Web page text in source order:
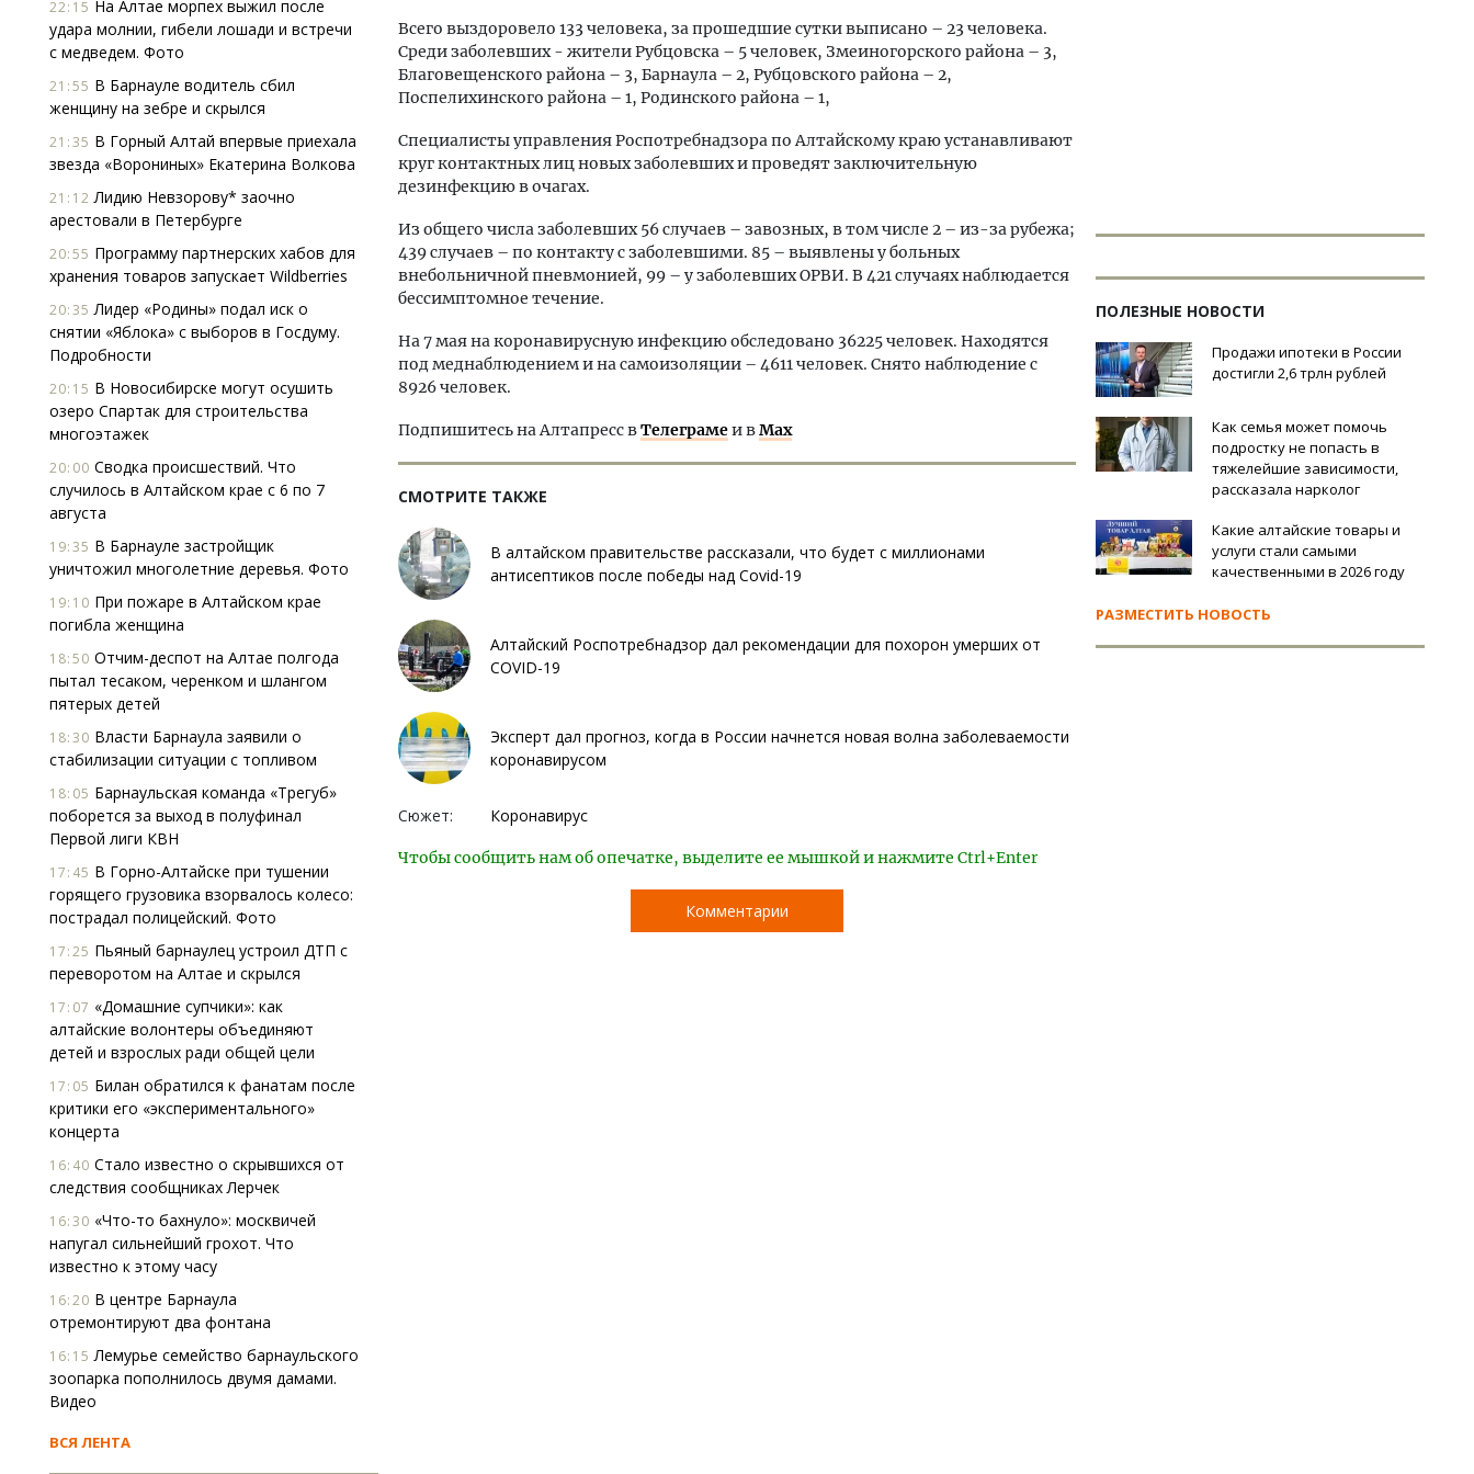
22:15 На Алтае морпех выжил после
удара молнии, гибели лошади и встречи
с медведем. Фото
21:55 В Барнауле водитель сбил
женщину на зебре и скрылся
21:35 В Горный Алтай впервые приехала
звезда «Ворониных» Екатерина Волкова
21:12 Лидию Невзорову* заочно
арестовали в Петербурге
20:55 Программу партнерских хабов для
хранения товаров запускает Wildberries
20:35 Лидер «Родины» подал иск о
снятии «Яблока» с выборов в Госдуму.
Подробности
20:15 В Новосибирске могут осушить
озеро Спартак для строительства
многоэтажек
20:00 Сводка происшествий. Что
случилось в Алтайском крае с 6 по 7
августа
19:35 В Барнауле застройщик
уничтожил многолетние деревья. Фото
19:10 При пожаре в Алтайском крае
погибла женщина
18:50 Отчим-деспот на Алтае полгода
пытал тесаком, черенком и шлангом
пятерых детей
18:30 Власти Барнаула заявили о
стабилизации ситуации с топливом
18:05 Барнаульская команда «Трегуб»
поборется за выход в полуфинал
Первой лиги КВН
17:45 В Горно-Алтайске при тушении
горящего грузовика взорвалось колесо:
пострадал полицейский. Фото
17:25 Пьяный барнаулец устроил ДТП с
переворотом на Алтае и скрылся
17:07 «Домашние супчики»: как
алтайские волонтеры объединяют
детей и взрослых ради общей цели
17:05 Билан обратился к фанатам после
критики его «экспериментального»
концерта
16:40 Стало известно о скрывшихся от
следствия сообщниках Лерчек
16:30 «Что-то бахнуло»: москвичей
напугал сильнейший грохот. Что
известно к этому часу
16:20 В центре Барнаула
отремонтируют два фонтана
16:15 Лемурье семейство барнаульского
зоопарка пополнилось двумя дамами.
Видео
ВСЯ ЛЕНТА
Всего выздоровело 133 человека, за прошедшие сутки выписано – 23 человека.
Среди заболевших - жители Рубцовска – 5 человек, Змеиногорского района – 3,
Благовещенского района – 3, Барнаула – 2, Рубцовского района – 2,
Поспелихинского района – 1, Родинского района – 1,
Специалисты управления Роспотребнадзора по Алтайскому краю устанавливают
круг контактных лиц новых заболевших и проведят заключительную
дезинфекцию в очагах.
Из общего числа заболевших 56 случаев – завозных, в том числе 2 – из-за рубежа;
439 случаев – по контакту с заболевшими. 85 – выявлены у больных
внебольничной пневмонией, 99 – у заболевших ОРВИ. В 421 случаях наблюдается
бессимптомное течение.
На 7 мая на коронавирусную инфекцию обследовано 36225 человек. Находятся
под меднаблюдением и на самоизоляции – 4611 человек. Снято наблюдение с
8926 человек.
Подпишитесь на Алтапресс вТелеграмеи вMax
СМОТРИТЕ ТАКЖЕ
В алтайском правительстве рассказали, что будет с миллионами
антисептиков после победы над Covid-19
Алтайский Роспотребнадзор дал рекомендации для похорон умерших от
COVID-19
Эксперт дал прогноз, когда в России начнется новая волна заболеваемости
коронавирусом
Сюжет: Коронавирус
Чтобы сообщить нам об опечатке, выделите ее мышкой и нажмите Ctrl+Enter
Комментарии
ПОЛЕЗНЫЕ НОВОСТИ
Продажи ипотеки в России
достигли 2,6 трлн рублей
Как семья может помочь
подростку не попасть в
тяжелейшие зависимости,
рассказала нарколог
Какие алтайские товары и
услуги стали самыми
качественными в 2026 году
РАЗМЕСТИТЬ НОВОСТЬ